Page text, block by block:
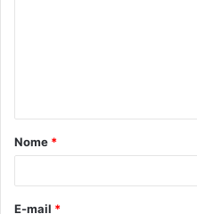
á
r
Nome *
E-mail *